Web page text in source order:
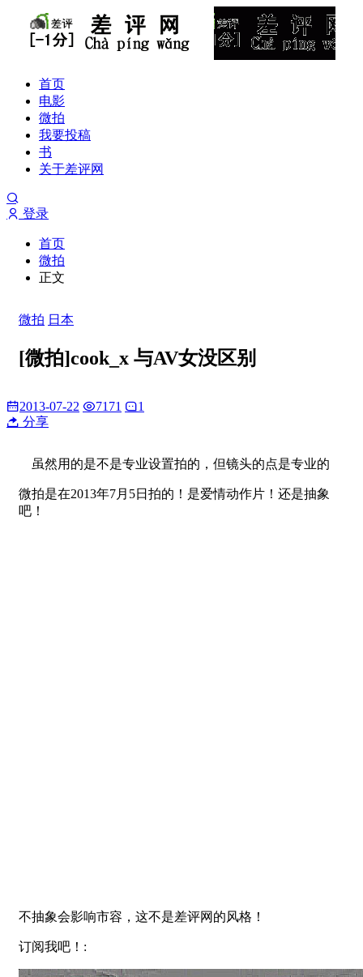
首页
电影
微拍
我要投稿
书
关于差评网
登录
首页
微拍
正文
微拍 日本
[微拍]cook_x 与AV女没区别
2013-07-22 7171
1
分享
虽然用的是不是专业设置拍的，但镜头的点是专业的
微拍是在2013年7月5日拍的！是爱情动作片！还是抽象
吧！
不抽象会影响市容，这不是差评网的风格！
订阅我吧！: